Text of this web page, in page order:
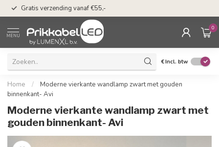
Gratis verzending vanaf €55,-
MENU
0
€Incl. btw
Home /
Moderne vierkante wandlamp zwart met gouden
binnenkant- Avi
Moderne vierkante wandlamp zwart met
gouden binnenkant- Avi